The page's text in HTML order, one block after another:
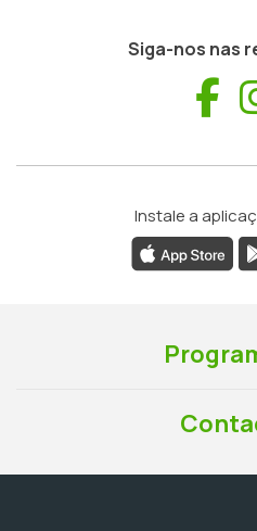
Siga-nos nas
Instale a